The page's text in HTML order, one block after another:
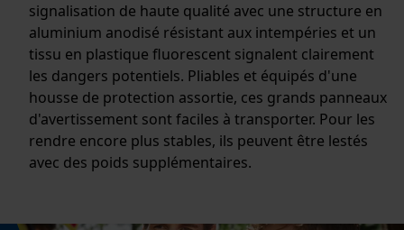
signalisation de haute qualité avec une structure en
aluminium anodisé résistant aux intempéries et un
tissu en plastique fluorescent signalent clairement
les dangers potentiels. Pliables et équipés d'une
housse de protection assortie, ces grands panneaux
d'avertissement sont faciles à transporter. Pour les
rendre encore plus stables, ils peuvent être lestés
avec des poids supplémentaires.